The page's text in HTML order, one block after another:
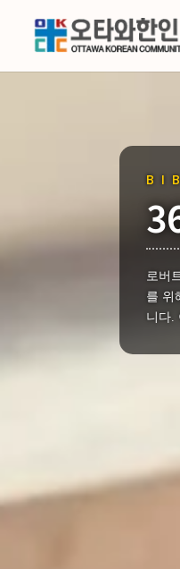
로버
를 위
니다.